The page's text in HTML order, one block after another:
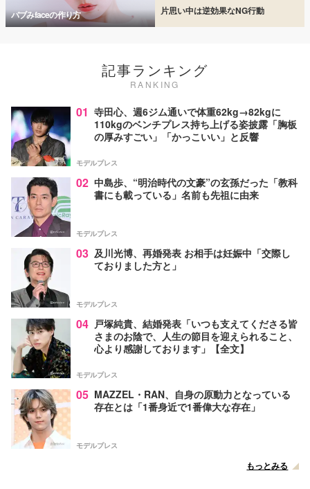
バブみfaceの作り方 片思い中は逆効果なNG行動
記事ランキング
RANKING
01 寺田心、週6ジム通いで体重62kg→82kgに
110kgのベンチプレス持ち上げる姿披露「胸板
の厚みすごい」「かっこいい」と反響
モデルプレス
02 中島歩、“明治時代の文豪”の玄孫だった「教科
書にも載っている」名前も先祖に由来
モデルプレス
03 及川光博、再婚発表 お相手は妊娠中「交際し
ておりました方と」
モデルプレス
04 戸塚純貴、結婚発表「いつも支えてくださる皆
さまのお陰で、人生の節目を迎えられること、
心より感謝しております」【全文】
モデルプレス
05 MAZZEL・RAN、自身の原動力となっている
存在とは「1番身近で1番偉大な存在」
モデルプレス
もっとみる